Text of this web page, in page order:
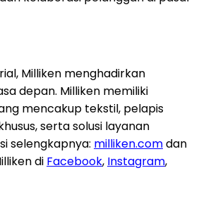
Milliken menghadirkan
depan. Milliken memiliki
mencakup tekstil, pelapis
serta solusi layanan
selengkapnya: milliken.comdan
di Facebook, Instagram,